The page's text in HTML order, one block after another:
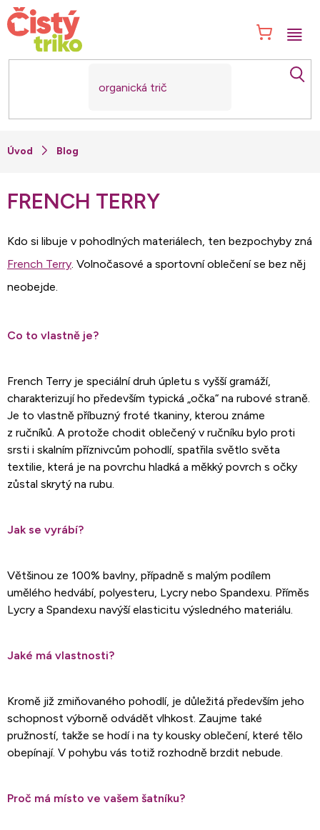
Přejít
na
obsah
Blog
FRENCH TERRY
Kdo si libuje v pohodlných materiálech, ten bezpochyby zná
French Terry . Volnočasové a sportovní oblečení se bez něj
neobejde.
Co to vlastně je?
French Terry je speciální druh úpletu s vyšší gramáží,
charakterizují ho především typická „očka“ na rubové straně.
Je to vlastně příbuzný froté tkaniny, kterou známe
z ručníků. A protože chodit oblečený v ručníku bylo proti
srsti i skalním příznivcům pohodlí, spatřila světlo světa
textilie, která je na povrchu hladká a měkký povrch s očky
zůstal skrytý na rubu.
Jak se vyrábí?
Většinou ze 100% bavlny, případně s malým podílem
umělého hedvábí, polyesteru, Lycry nebo Spandexu. Příměs
Lycry a Spandexu navýší elasticitu výsledného materiálu.
Jaké má vlastnosti?
Kromě již zmiňovaného pohodlí, je důležitá především jeho
schopnost výborně odvádět vlhkost. Zaujme také
pružností, takže se hodí i na ty kousky oblečení, které tělo
obepínají. V pohybu vás totiž rozhodně brzdit nebude.
Proč má místo ve vašem šatníku?